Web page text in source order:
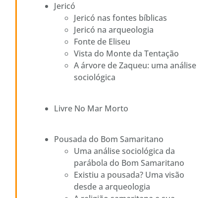
Jericó
Jericó nas fontes bíblicas
Jericó na arqueologia
Fonte de Eliseu
Vista do Monte da Tentação
A árvore de Zaqueu: uma análise
sociológica
Livre No Mar Morto
Pousada do Bom Samaritano
Uma análise sociológica da
parábola do Bom Samaritano
Existiu a pousada? Uma visão
desde a arqueologia